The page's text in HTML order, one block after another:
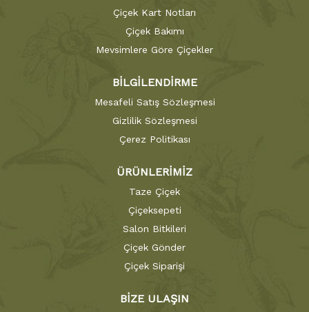
Çiçek Kart Notları
Çiçek Bakımı
Mevsimlere Göre Çiçekler
BİLGİLENDİRME
Mesafeli Satış Sözleşmesi
Gizlilik Sözleşmesi
Çerez Politikası
ÜRÜNLERİMİZ
Taze Çiçek
Çiçeksepeti
Salon Bitkileri
Çiçek Gönder
Çiçek Siparişi
BİZE ULAŞIN